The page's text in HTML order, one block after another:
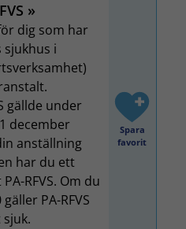
dig som har
sjukhus i
gällde under
december
anställning
har du ett
RFVS. Om du
PA-RFVS
Spara
favorit